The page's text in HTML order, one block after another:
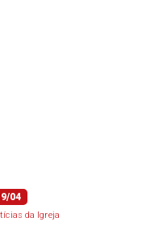
04
da Igreja